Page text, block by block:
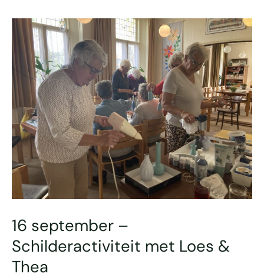
16 september –
Schilderactiviteit met Loes &
Thea
16
september
–
Schilderactiviteit
met
Loes
&
Thea